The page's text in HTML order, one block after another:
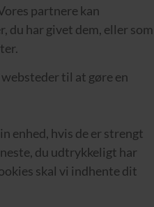
partnere kan
du har givet dem, eller som
til at gøre en
enhed, hvis de er strengt
du udtrykkeligt har
skal vi indhente dit